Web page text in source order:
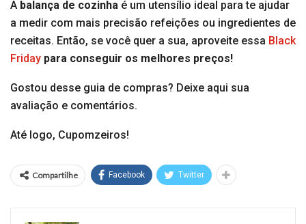
A balança de cozinha é um utensílio ideal para te ajudar
a medir com mais precisão refeições ou ingredientes de
receitas. Então, se você quer a sua, aproveite essa Black
Friday para conseguir os melhores preços!
Gostou desse guia de compras? Deixe aqui sua
avaliação e comentários.
Até logo, Cupomzeiros!
Compartilhe Facebook Twitter